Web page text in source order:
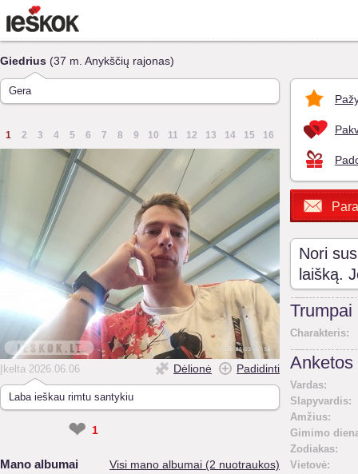
Giedrius (37 m. Anykščių rajonas)
Gera
1 2 3 4 5 6 7 8 9 10 11 12 13 14 15 16
Įkelta 2026.06.06 Dėlionė Padidinti
Laba ieškau rimtu santykiu
❤ 1
Mano albumai Visi mano albumai (2 nuotraukos)
Nori
laišką.
Trumpai
Charakteris:
Anketos
Vardas:
Slapyvardis:
Amžius:
Gimimo
Zodiakas:
Vietovė: